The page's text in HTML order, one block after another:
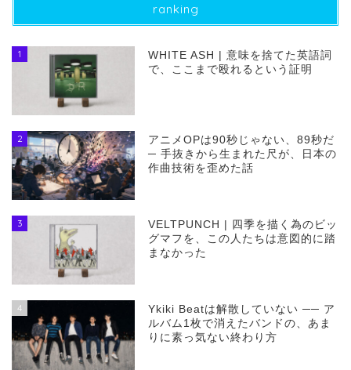
ranking
1
WHITE ASH | 意味を捨てた英語詞
で、ここまで殴れるという証明
2
アニメOPは90秒じゃない、89秒だ
─ 手抜きから生まれた尺が、日本の
作曲技術を歪めた話
3
VELTPUNCH | 四季を描く為のビッ
グマフを、この人たちは意図的に踏
まなかった
4
Ykiki Beatは解散していない ── ア
ルバム1枚で消えたバンドの、あま
りに素っ気ない終わり方